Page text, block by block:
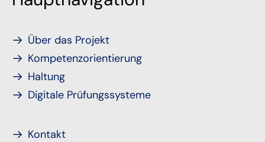
Über das Projekt
Kompetenzorientierung
Haltung
Digitale Prüfungssysteme
Kontakt